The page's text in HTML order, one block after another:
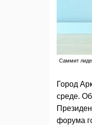
Саммит
Город
среде. Об
форума